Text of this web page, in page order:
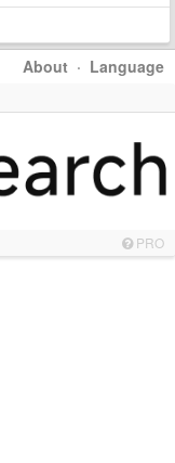
About · Language
PRO